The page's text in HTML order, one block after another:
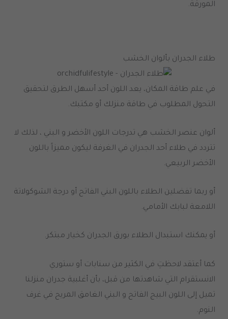
المورقة.
طلاء الجدران بألوان الخشب
في علم طاقة المكان، يعد اللون أحد أسهل الطرق لتحقيق
التحول المطلوب في طاقة منزلك أو مكتبك.
ألوان عنصر الخشب هي تدرجات اللون الأخضر و البني ، لذلك لا
تتردد في طلاء أحد الجدران في الغرفة ليكون مميزاً باللون
الأخضر الربيعي.
أو ربما تفضلين الطلاء باللون البني الفاتح أو درجة الشوكولاتة
اللامعة لبابك الأمامي.
أو يمكنك استبدال الطلاء بورق الجدران كخيار مبتكر.
كما أعتقد لاحظتِ في الكثير من سنابات أو ستوري
الانستقرام التي شاهدتها من قبل، بأن أغلبية جدران منزلنا
تميل إلى اللون البيج الفاتح و البني الغامق المريح في غرف
النوم.